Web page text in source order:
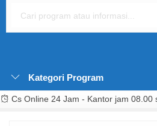
Kategori Program
Cs Online 24 Jam - Kantor jam 08.00